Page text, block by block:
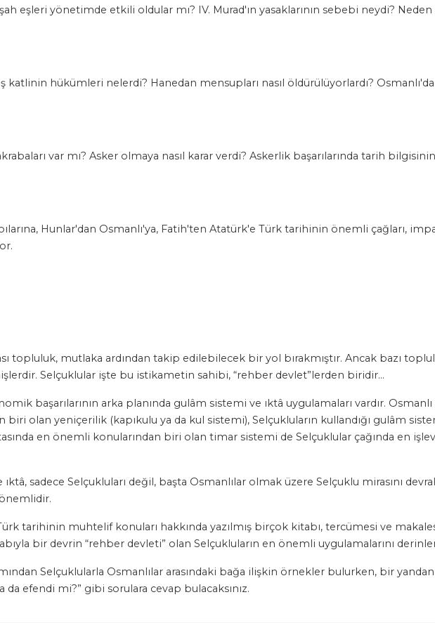
eşleri yönetimde etkili oldular mı? IV. Murad'ın yasaklarının sebebi neydi? Neden
katlinin hükümleri nelerdi? Hanedan mensupları nasıl öldürülüyorlardı?
var mı? Asker olmaya nasıl karar verdi? Askerlik başarılarında tarih
Hunlar'dan Osmanlı'ya, Fatih'ten Atatürk'e Türk tarihinin önemli çağları,
topluluk, mutlaka ardından takip edilebilecek bir yol bırakmıştır. Ancak bazı
Selçuklular işte bu istikametin sahibi, “rehber devlet”lerden biridir…
başarılarının arka planında gulâm sistemi ve ıktâ uygulamaları vardır.
biri olan yeniçerilik (kapıkulu ya da kul sistemi), Selçukluların kullandığı gulâm
en önemli konularından biri olan timar sistemi de Selçuklular çağında en
sadece Selçukluları değil, başta Osmanlılar olmak üzere Selçuklu mirasını
tarihinin muhtelif konuları hakkında yazılmış birçok kitabı, tercümesi ve
bir devrin “rehber devleti” olan Selçukluların en önemli uygulamalarını
Selçuklularla Osmanlılar arasındaki bağa ilişkin örnekler bulurken, bir
efendi mi?” gibi sorulara cevap bulacaksınız.